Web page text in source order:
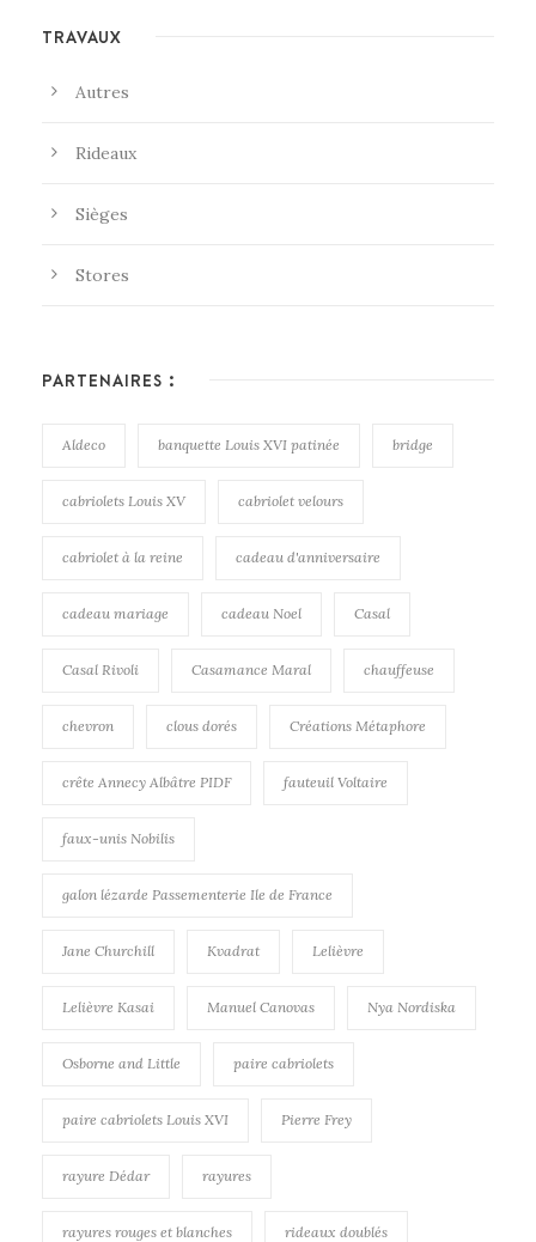
TRAVAUX
Autres
Rideaux
Sièges
Stores
PARTENAIRES :
Aldeco banquette Louis XVI patinée bridge
cabriolets Louis XV cabriolet velours
cabriolet à la reine cadeau d'anniversaire
cadeau mariage cadeau Noel Casal
Casal Rivoli Casamance Maral chauffeuse
chevron clous dorés Créations Métaphore
crête Annecy Albâtre PIDF fauteuil Voltaire
faux-unis Nobilis
galon lézarde Passementerie Ile de France
Jane Churchill Kvadrat Lelièvre
Lelièvre Kasai Manuel Canovas Nya Nordiska
Osborne and Little paire cabriolets
paire cabriolets Louis XVI Pierre Frey
rayure Dédar rayures
rayures rouges et blanches rideaux doublés